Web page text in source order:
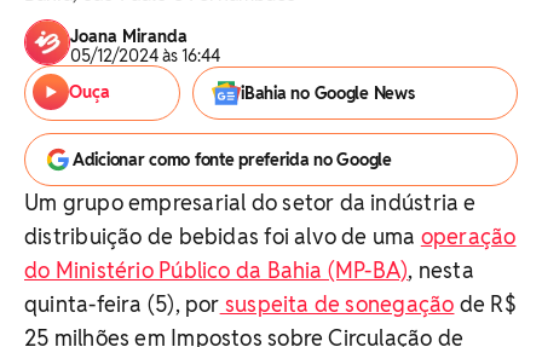
Joana Miranda
05/12/2024 às 16:44
Ouça
iBahia no Google News
Adicionar como fonte preferida no Google
Um grupo empresarial do setor da indústria e
distribuição de bebidas foi alvo de uma operação
do Ministério Público da Bahia (MP-BA), nesta
quinta-feira (5), por suspeita de sonegação de R$
25 milhões em Impostos sobre Circulação de